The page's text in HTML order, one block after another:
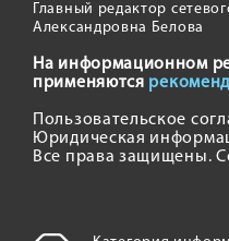
Главный редактор
Александровна Белова
На информационном
применяются
Пользовательское
Юридическая
Все права защищены.